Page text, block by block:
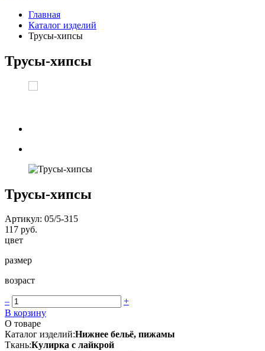
Главная
Каталог изделий
Трусы-хипсы
Трусы-хипсы
Трусы-хипсы
Артикул: 05/5-315
117 руб.
цвет
размер
возраст
–
+
В корзину
О товаре
Каталог изделий:Нижнее бельё, пижамы
Ткань:Кулирка с лайкрой